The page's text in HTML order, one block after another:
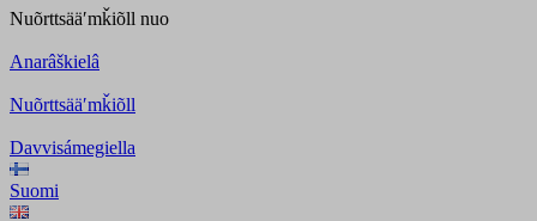
Nuõrttsääʹmǩiõll nuo
Anarâškielâ
Nuõrttsääʹmǩiõll
Davvisámegiella
Suomi